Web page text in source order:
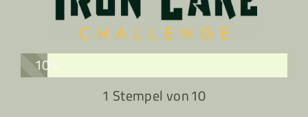
10%
1 Stempel von10